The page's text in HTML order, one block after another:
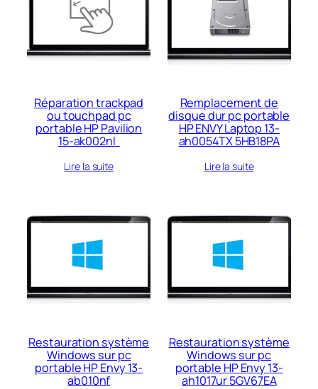
Réparation trackpad
ou touchpad pc
portable HP Pavilion
15-ak002nl
Lire la suite
Remplacement de
disque dur pc portable
HP ENVY Laptop 13-
ah0054TX 5HB18PA
Lire la suite
Restauration système
Windows sur pc
portable HP Envy 13-
ab010nf
Restauration système
Windows sur pc
portable HP Envy 13-
ah1017ur 5GV67EA